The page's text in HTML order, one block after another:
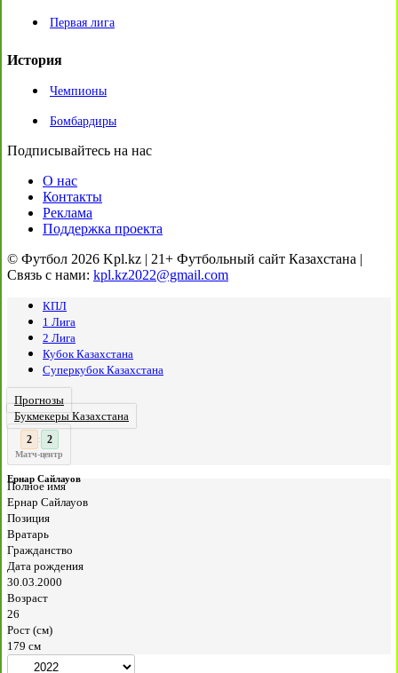
Первая лига
История
Чемпионы
Бомбардиры
Подписывайтесь на нас
О нас
Контакты
Реклама
Поддержка проекта
© Футбол 2026 Kpl.kz | 21+ Футбольный сайт Казахстана |
Связь с нами: kpl.kz2022@gmail.com
КПЛ
1 Лига
2 Лига
Кубок Казахстана
Суперкубок Казахстана
Прогнозы
Букмекеры Казахстана
3 : 2
Матч-центр
Ернар Сайлауов
Полное имя
Ернар Сайлауов
Позиция
Вратарь
Гражданство
Дата рождения
30.03.2000
Возраст
26
Рост (см)
179 см